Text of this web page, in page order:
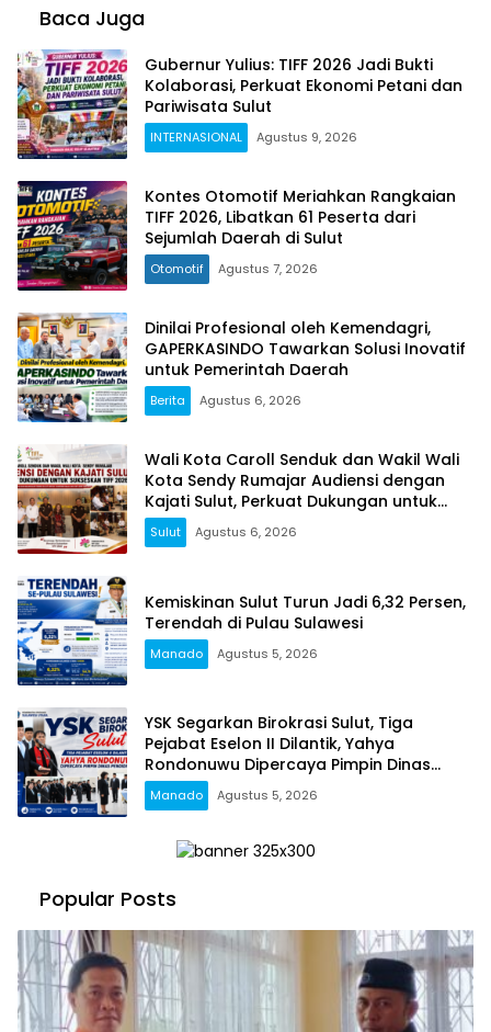
Baca Juga
Gubernur Yulius: TIFF 2026 Jadi Bukti
Kolaborasi, Perkuat Ekonomi Petani dan
Pariwisata Sulut
INTERNASIONAL Agustus 9, 2026
Kontes Otomotif Meriahkan Rangkaian
TIFF 2026, Libatkan 61 Peserta dari
Sejumlah Daerah di Sulut
Otomotif Agustus 7, 2026
Dinilai Profesional oleh Kemendagri,
GAPERKASINDO Tawarkan Solusi Inovatif
untuk Pemerintah Daerah
Berita Agustus 6, 2026
Wali Kota Caroll Senduk dan Wakil Wali
Kota Sendy Rumajar Audiensi dengan
Kajati Sulut, Perkuat Dukungan untuk
Sukseskan TIFF 2026
Sulut Agustus 6, 2026
Kemiskinan Sulut Turun Jadi 6,32 Persen,
Terendah di Pulau Sulawesi
Manado Agustus 5, 2026
YSK Segarkan Birokrasi Sulut, Tiga
Pejabat Eselon II Dilantik, Yahya
Rondonuwu Dipercaya Pimpin Dinas
Pendidikan
Manado Agustus 5, 2026
Popular Posts